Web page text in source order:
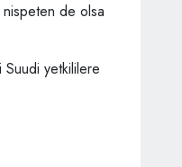
nispeten de olsa
Suudi yetkililere